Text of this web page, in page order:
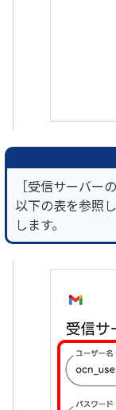
［受信サーバー
以下の表を参照
します。